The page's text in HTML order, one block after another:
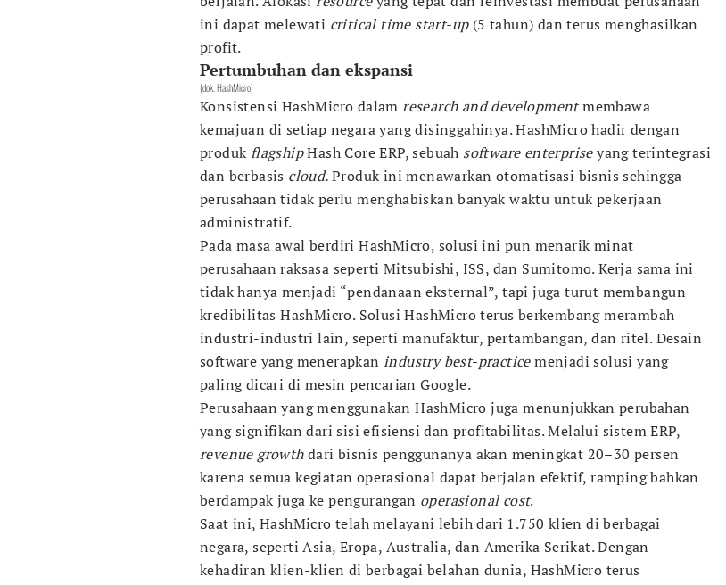
ini dapat melewati critical time start-up(5 tahun) dan terus menghasilkan
profit.
Pertumbuhan dan ekspansi
(dok. HashMicro)
Konsistensi HashMicro dalamresearch and developmentmembawa
kemajuan di setiap negara yang disinggahinya. HashMicro hadir dengan
produkflagshipHash Core ERP, sebuah software enterpriseyang terintegrasi
dan berbasis cloud.Produk ini menawarkan otomatisasi bisnis sehingga
perusahaan tidak perlu menghabiskan banyak waktu untuk pekerjaan
administratif.
Pada masa awal berdiri HashMicro, solusi ini pun menarik minat
perusahaan raksasa seperti Mitsubishi, ISS, dan Sumitomo. Kerja sama ini
tidak hanya menjadi “pendanaan eksternal”, tapi juga turut membangun
kredibilitas HashMicro. Solusi HashMicro terus berkembang merambah
industri-industri lain, seperti manufaktur, pertambangan, dan ritel. Desain
software yang menerapkan industry best-practicemenjadi solusi yang
paling dicari di mesin pencarian Google.
Perusahaan yang menggunakan HashMicro juga menunjukkan perubahan
yang signifikan dari sisi efisiensi dan profitabilitas. Melalui sistem ERP,
revenue growthdari bisnis penggunanya akan meningkat 20–30 persen
karena semua kegiatan operasional dapat berjalan efektif, ramping bahkan
berdampak juga ke pengurangan operasional cost.
Saat ini, HashMicro telah melayani lebih dari 1.750 klien di berbagai
negara, seperti Asia, Eropa, Australia, dan Amerika Serikat. Dengan
kehadiran klien-klien di berbagai belahan dunia, HashMicro terus